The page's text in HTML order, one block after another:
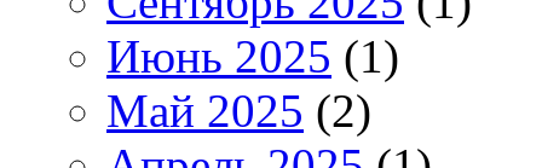
Июнь 2025 (1)
Май 2025 (2)